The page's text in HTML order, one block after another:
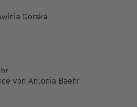
Gorska
von Antonia Baehr